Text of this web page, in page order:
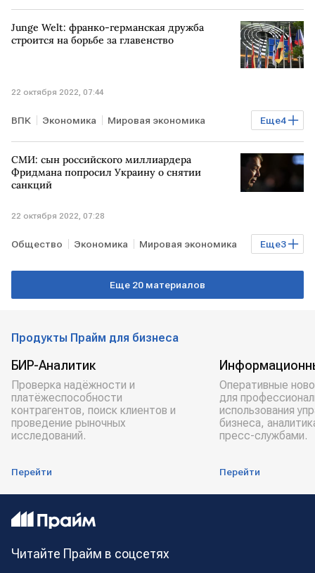
Мировая экономика добыча ИРАК
месторождение нефти Газпром нефть
Junge Welt: франко-германская дружба
строится на борьбе за главенство
22 октября 2022, 07:44
Еще4
ВПК Экономика Мировая экономика
Энергетика ФРАНЦИЯ ГЕРМАНИЯ ЕС
СМИ: сын российского миллиардера
Фридмана попросил Украину о снятии
санкций
22 октября 2022, 07:28
Еще3
Общество Экономика Мировая экономика
Михаил Фридман Forbes
Альфа-банк
Еще 20 материалов
Продукты Прайм для бизнеса
БИР-Аналитик
Проверка надёжности и
платёжеспособности
контрагентов, поиск клиентов и
проведение рыночных
исследований.
Перейти
Оперативные
для
использования
бизнеса,
пресс-службами.
Перейти
Читайте Прайм в соцсетях